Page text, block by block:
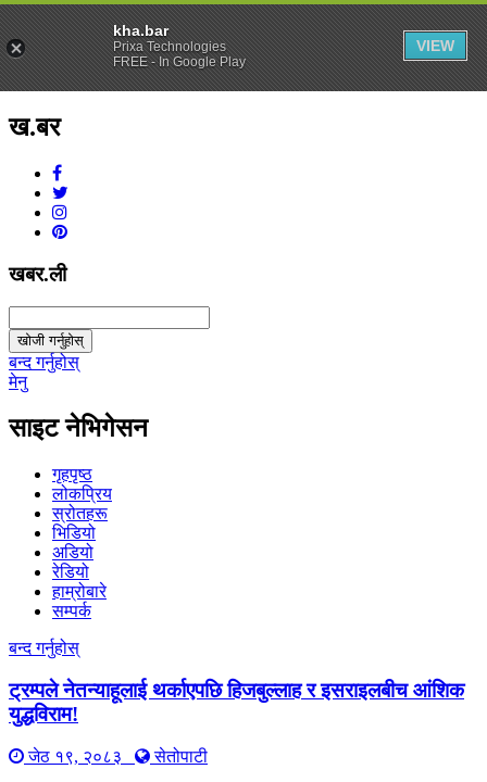
ख.बर
खबर.ली
खोजी गर्नुहोस्
बन्द गर्नुहोस्
मेनु
साइट नेभिगेसन
गृहपृष्ठ
लोकप्रिय
स्रोतहरू
भिडियो
अडियो
रेडियो
हाम्रोबारे
सम्पर्क
बन्द गर्नुहोस्
ट्रम्पले नेतन्याहूलाई थर्काएपछि हिजबुल्लाह र इसराइलबीच आंशिक
युद्धविराम!
जेठ १९, २०८३
सेतोपाटी
kha.bar
Prixa Technologies
FREE - In Google Play
VIEW